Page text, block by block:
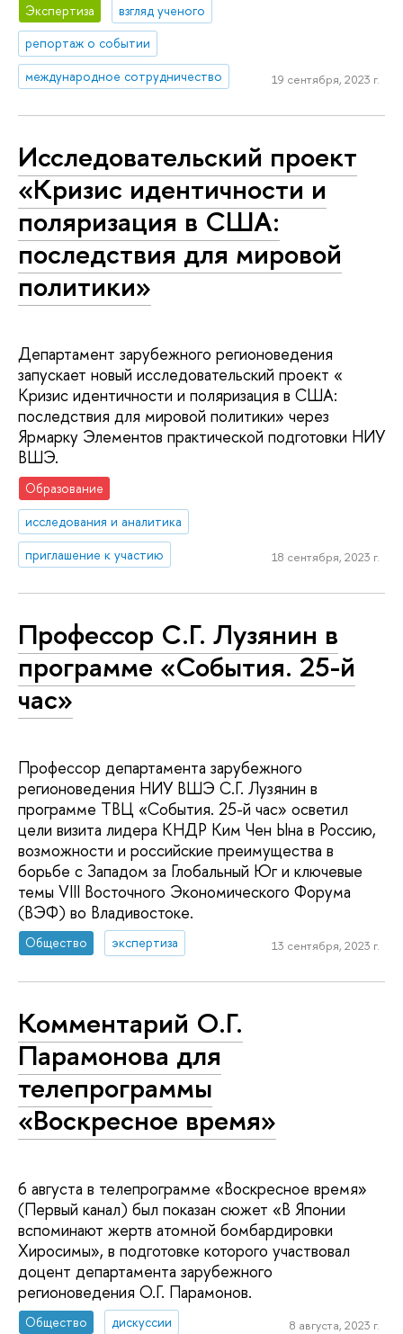
Экспертиза
взгляд ученого
репортаж о событии
международное сотрудничество
19 сентября, 2023 г.
Исследовательский проект
«Кризис идентичности и
поляризация в США:
последствия для мировой
политики»
Департамент зарубежного регионоведения
запускает новый исследовательский проект «
Кризис идентичности и поляризация в США:
последствия для мировой политики» через
Ярмарку Элементов практической подготовки НИУ
ВШЭ.
Образование
исследования и аналитика
приглашение к участию
18 сентября, 2023 г.
Профессор С.Г. Лузянин в
программе «События. 25-й
час»
Профессор департамента зарубежного
регионоведения НИУ ВШЭ С.Г. Лузянин в
программе ТВЦ «События. 25-й час» осветил
цели визита лидера КНДР Ким Чен Ына в Россию,
возможности и российские преимущества в
борьбе с Западом за Глобальный Юг и ключевые
темы VIII Восточного Экономического Форума
(ВЭФ) во Владивостоке.
Общество экспертиза 13 сентября, 2023 г.
Комментарий О.Г.
Парамонова для
телепрограммы
«Воскресное время»
6 августа в телепрограмме «Воскресное время»
(Первый канал) был показан сюжет «В Японии
вспоминают жертв атомной бомбардировки
Хиросимы», в подготовке которого участвовал
доцент департамента зарубежного
регионоведения О.Г. Парамонов.
Общество дискуссии 8 августа, 2023 г.